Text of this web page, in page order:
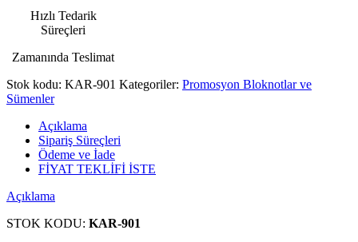
Hızlı Tedarik
Süreçleri
Zamanında Teslimat
Stok kodu: KAR-901 Kategoriler: Promosyon Bloknotlar ve
Sümenler
Açıklama
Sipariş Süreçleri
Ödeme ve İade
FİYAT TEKLİFİ İSTE
Açıklama
STOK KODU: KAR-901